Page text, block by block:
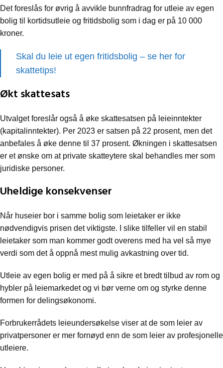
Det foreslås for øvrig å avvikle bunnfradrag for utleie av egen
bolig til kortidsutleie og fritidsbolig som i dag er på 10 000
kroner.
Skal du leie ut egen fritidsbolig – se her for
skattetips!
Økt skattesats
Utvalget foreslår også å øke skattesatsen på leieinntekter
(kapitalinntekter). Per 2023 er satsen på 22 prosent, men det
anbefales å øke denne til 37 prosent. Økningen i skattesatsen
er et ønske om at private skatteytere skal behandles mer som
juridiske personer.
Uheldige konsekvenser
Når huseier bor i samme bolig som leietaker er ikke
nødvendigvis prisen det viktigste. I slike tilfeller vil en stabil
leietaker som man kommer godt overens med ha vel så mye
verdi som det å oppnå mest mulig avkastning over tid.
Utleie av egen bolig er med på å sikre et bredt tilbud av rom og
hybler på leiemarkedet og vi bør verne om og styrke denne
formen for delingsøkonomi.
Forbrukerrådets leieundersøkelse viser at de som leier av
privatpersoner er mer fornøyd enn de som leier av profesjonelle
utleiere.